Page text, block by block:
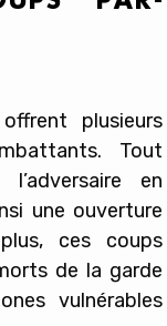
plusieurs
Tout
en
une ouverture
ces coups
de la garde
vulnérables